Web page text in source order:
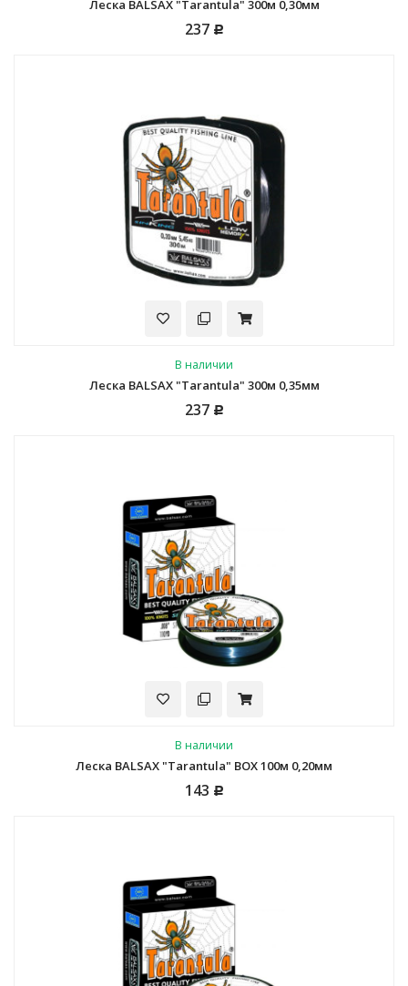
Леска BALSAX "Tarantula" 300м 0,30мм
237 Р
В наличии
Леска BALSAX "Tarantula" 300м 0,35мм
237 Р
В наличии
Леска BALSAX "Tarantula" BOX 100м 0,20мм
143 Р